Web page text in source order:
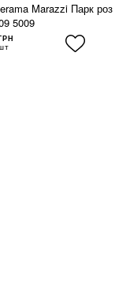
Marazzi Парк роз
5009